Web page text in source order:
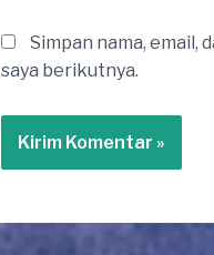
Simpan nama, email,
saya berikutnya.